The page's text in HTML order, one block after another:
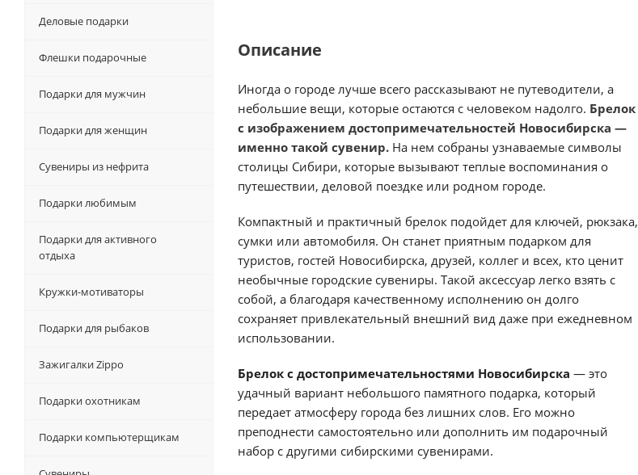
Описание
Иногда о городе лучше всего рассказывают не путеводители, а
небольшие вещи, которые остаются с человеком надолго. Брелок
с изображением достопримечательностей Новосибирска —
именно такой сувенир. На нем собраны узнаваемые символы
столицы Сибири, которые вызывают теплые воспоминания о
путешествии, деловой поездке или родном городе.
Компактный и практичный брелок подойдет для ключей, рюкзака,
сумки или автомобиля. Он станет приятным подарком для
туристов, гостей Новосибирска, друзей, коллег и всех, кто ценит
необычные городские сувениры. Такой аксессуар легко взять с
собой, а благодаря качественному исполнению он долго
сохраняет привлекательный внешний вид даже при ежедневном
использовании.
Брелок с достопримечательностями Новосибирска — это
удачный вариант небольшого памятного подарка, который
передает атмосферу города без лишних слов. Его можно
преподнести самостоятельно или дополнить им подарочный
набор с другими сибирскими сувенирами.
Деловые подарки
Флешки подарочные
Подарки для мужчин
Подарки для женщин
Сувениры из нефрита
Подарки любимым
Подарки для активного
отдыха
Кружки-мотиваторы
Подарки для рыбаков
Зажигалки Zippo
Подарки охотникам
Подарки компьютерщикам